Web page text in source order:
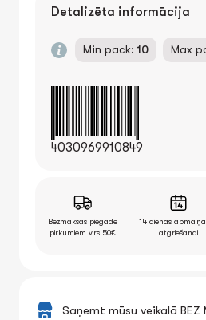
Detalizēta informācija
Min pack: 10 Max
4030969910849
Bezmaksas piegāde
pirkumiem virs 50€
14 dienas
atgriešanai
Saņemt mūsu veikalā BEZ